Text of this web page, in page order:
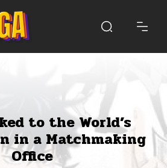
to the World’s
in a Matchmaking
Office